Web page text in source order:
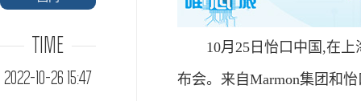
TIME
2022-10-26 15:47
10月25日怡口中国,在上
布会。来自Marmon集团和